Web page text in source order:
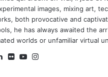
images, mixing art,
both provocative and
he has always awaited the
worlds or unfamiliar virtual
Lin Fli Yo